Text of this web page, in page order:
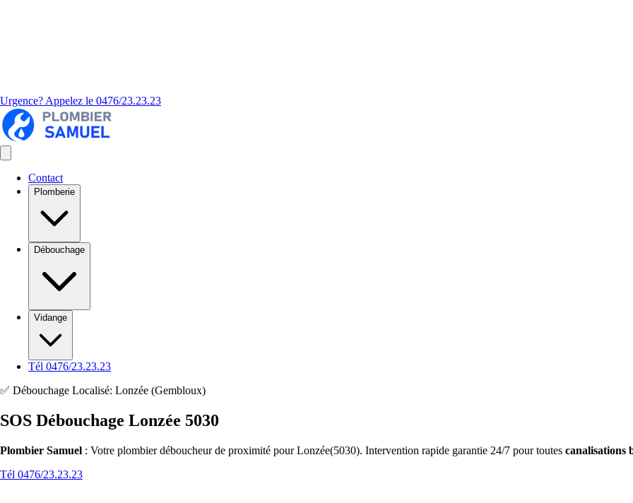
Urgence? Appelez le 0476/23.23.23
Contact
Plomberie
Débouchage
Vidange
Tél 0476/23.23.23
✅ Débouchage Localisé: Lonzée (Gembloux)
SOS Débouchage Lonzée 5030
Plombier Samuel : Votre plombier déboucheur de proximité pour Lonzée(5030). Intervention rapide garantie 24/7 pour toutes canalisations
Tél 0476/23.23.23